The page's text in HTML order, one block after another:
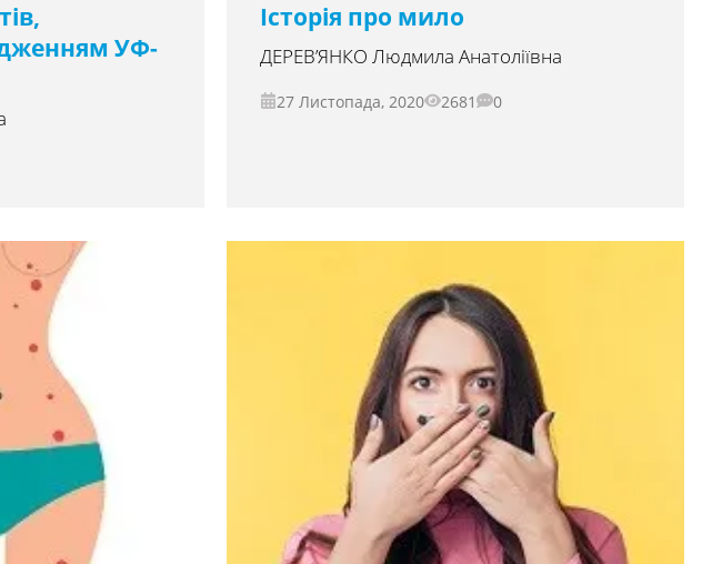
УФ-
Історія про мило
ДЕРЕВ’ЯНКО Людмила Анатоліївна
27 Листопада, 2020 2681 0